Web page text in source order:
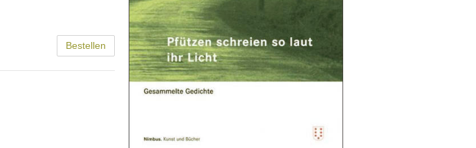
Bestellen